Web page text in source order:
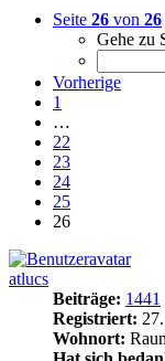
Seite 26 von 26
Gehe zu
Vorherige
1
…
22
23
24
25
26
atlucs
Beiträge: 1441
Registriert:
Wohnort: